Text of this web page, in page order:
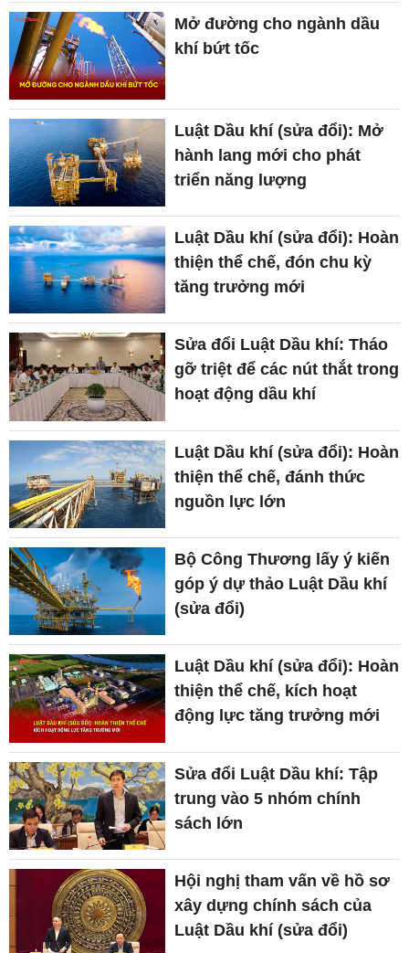
Mở đường cho ngành dầu
khí bứt tốc
Luật Dầu khí (sửa đổi): Mở
hành lang mới cho phát
triển năng lượng
Luật Dầu khí (sửa đổi): Hoàn
thiện thể chế, đón chu kỳ
tăng trưởng mới
Sửa đổi Luật Dầu khí: Tháo
gỡ triệt để các nút thắt trong
hoạt động dầu khí
Luật Dầu khí (sửa đổi): Hoàn
thiện thể chế, đánh thức
nguồn lực lớn
Bộ Công Thương lấy ý kiến
góp ý dự thảo Luật Dầu khí
(sửa đổi)
Luật Dầu khí (sửa đổi): Hoàn
thiện thể chế, kích hoạt
động lực tăng trưởng mới
Sửa đổi Luật Dầu khí: Tập
trung vào 5 nhóm chính
sách lớn
Hội nghị tham vấn về hồ sơ
xây dựng chính sách của
Luật Dầu khí (sửa đổi)